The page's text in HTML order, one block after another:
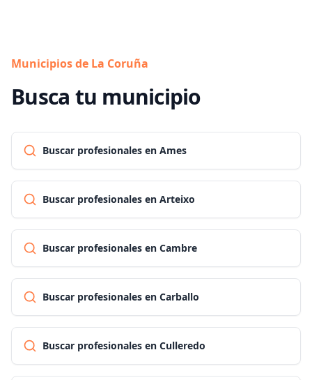
Municipios de La Coruña
Busca tu municipio
Buscar profesionales en Ames
Buscar profesionales en Arteixo
Buscar profesionales en Cambre
Buscar profesionales en Carballo
Buscar profesionales en Culleredo